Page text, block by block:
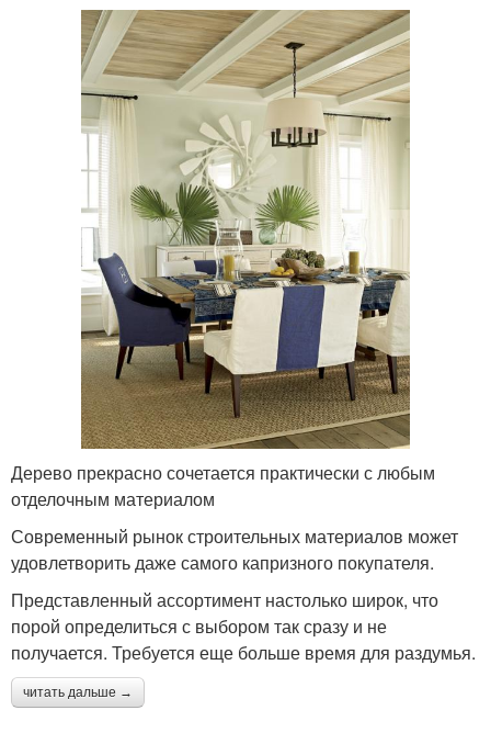
Дерево прекрасно сочетается практически с любым
отделочным материалом
Современный рынок строительных материалов может
удовлетворить даже самого капризного покупателя.
Представленный ассортимент настолько широк, что
порой определиться с выбором так сразу и не
получается. Требуется еще больше время для раздумья.
читать дальше →